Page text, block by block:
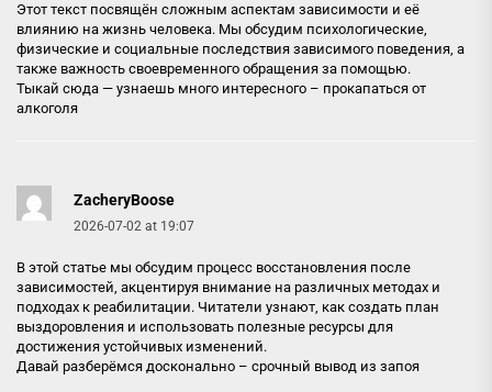
Этот текст посвящён сложным аспектам зависимости и её
влиянию на жизнь человека. Мы обсудим психологические,
физические и социальные последствия зависимого поведения, а
также важность своевременного обращения за помощью.
Тыкай сюда — узнаешь много интересного – прокапаться от
алкоголя
ZacheryBoose
2026-07-02 at 19:07
В этой статье мы обсудим процесс восстановления после
зависимостей, акцентируя внимание на различных методах и
подходах к реабилитации. Читатели узнают, как создать план
выздоровления и использовать полезные ресурсы для
достижения устойчивых изменений.
Давай разберёмся досконально – срочный вывод из запоя